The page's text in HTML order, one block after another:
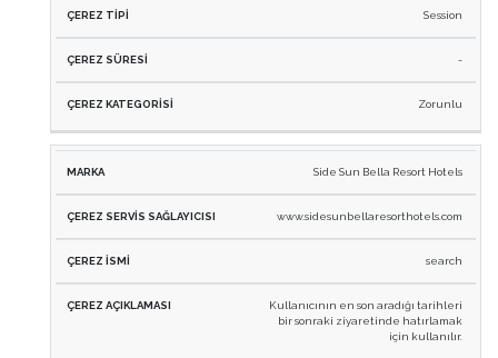
Session
-
Zorunlu
Side Sun Bella Resort Hotels
www.sidesunbellaresorthotels.com
search
Kullanıcının en son aradığı tarihleri
bir sonraki ziyaretinde hatırlamak
için kullanılır.